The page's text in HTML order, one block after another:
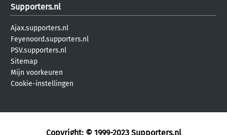
Supporters.nl
Ajax.supporters.nl
Feyenoord.supporters.nl
PSV.supporters.nl
Sitemap
Mijn voorkeuren
Cookie-instellingen
Copyright: © 1999-2023 Supporters.nl